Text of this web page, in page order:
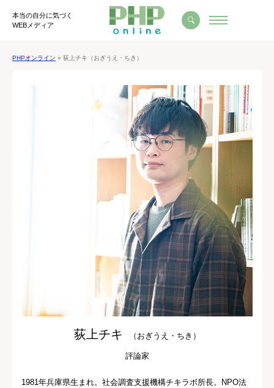
本当の自分に気づく
WEBメディア
PHPオンライン » 荻上チキ（おぎうえ・ちき）
荻上チキ （おぎうえ・ちき）
評論家
1981年兵庫県生まれ。社会調査支援機構チキラボ所長。NPO法